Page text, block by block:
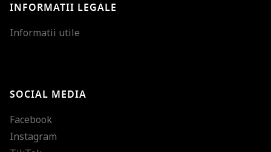
INFORMATII LEGALE
Informatii utile
SOCIAL MEDIA
Facebook
Instagram